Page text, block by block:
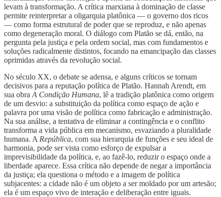
levam à transformação. A crítica marxiana à dominação de classe
permite reinterpretar a oligarquia platônica — o governo dos ricos
— como forma estrutural de poder que se reproduz, e não apenas
como degeneração moral. O diálogo com Platão se dá, então, na
pergunta pela justiça e pela ordem social, mas com fundamentos e
soluções radicalmente distintos, focando na emancipação das classes
oprimidas através da revolução social.
No século XX, o debate se adensa, e alguns críticos se tornam
decisivos para a reputação política de Platão. Hannah Arendt, em
sua obra A Condição Humana, lê a tradição platônica como origem
de um desvio: a substituição da política como espaço de ação e
palavra por uma visão de política como fabricação e administração.
Na sua análise, a tentativa de eliminar a contingência e o conflito
transforma a vida pública em mecanismo, esvaziando a pluralidade
humana. A República, com sua hierarquia de funções e seu ideal de
harmonia, pode ser vista como esforço de expulsar a
imprevisibilidade da política, e, ao fazê-lo, reduzir o espaço onde a
liberdade aparece. Essa crítica não depende de negar a importância
da justiça; ela questiona o método e a imagem de política
subjacentes: a cidade não é um objeto a ser moldado por um artesão;
ela é um espaço vivo de interação e deliberação entre iguais.